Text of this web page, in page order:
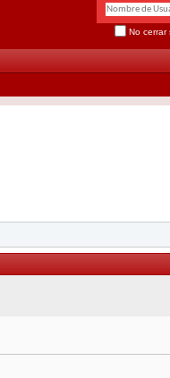
No cerrar